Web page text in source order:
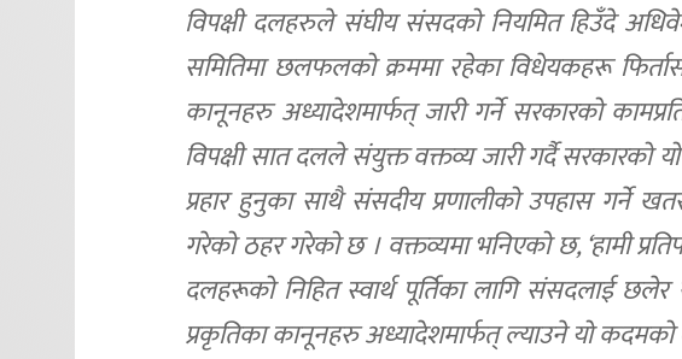
विपक्षी दलहरुले संघीय संसदको नियमित हिउँदे
समितिमा छलफलको क्रममा रहेका विधेयकहरू
कानूनहरु अध्यादेशमार्फत् जारी गर्ने सरकारको
विपक्षी सात दलले संयुक्त वक्तव्य जारी गर्दै सरकारको
प्रहार हुनुका साथै संसदीय प्रणालीको उपहास गर्ने
गरेको ठहर गरेको छ । वक्तव्यमा भनिएको छ, ‘हामी
दलहरूको निहित स्वार्थ पूर्तिका लागि संसदलाई छलेर
प्रकृतिका कानूनहरु अध्यादेशमार्फत् ल्याउने यो कदमको